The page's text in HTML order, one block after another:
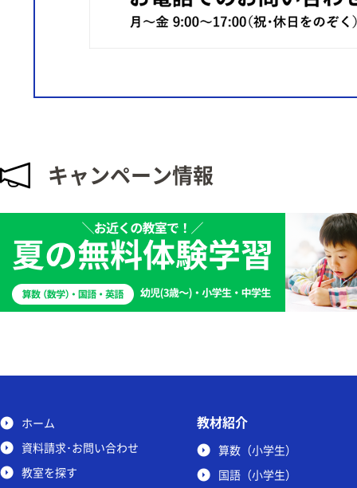
キャンペーン情報
ホーム
資料請求･お問い合わせ
教室を探す
教材紹介
算数（小学生）
国語（小学生）